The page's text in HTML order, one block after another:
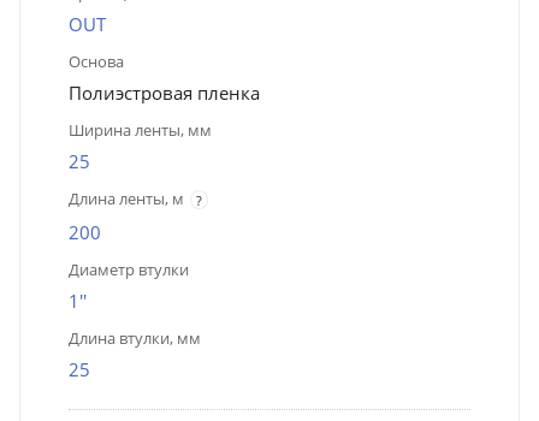
OUT
Основа
Полиэстровая пленка
Ширина ленты, мм
25
Длина ленты, м ?
200
Диаметр втулки
1''
Длина втулки, мм
25